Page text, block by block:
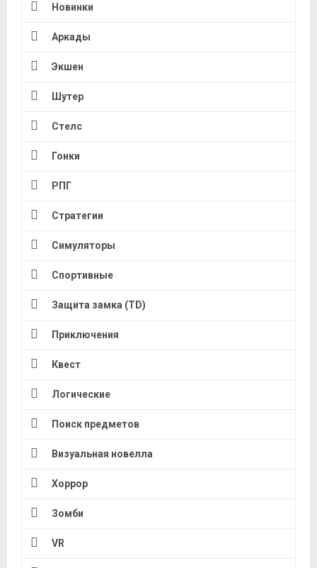
Новинки
Аркады
Экшен
Шутер
Стелс
Гонки
РПГ
Стратегии
Симуляторы
Спортивные
Защита замка (TD)
Приключения
Квест
Логические
Поиск предметов
Визуальная новелла
Хоррор
Зомби
VR